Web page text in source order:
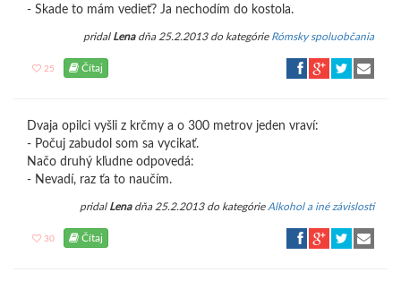
- Skade to mám vedieť? Ja nechodím do kostola.
pridal Lenadňa 25.2.2013 do kategórie Rómsky spoluobčania
25 Čítaj
Dvaja opilci vyšli z krčmy a o 300 metrov jeden vraví:
- Počuj zabudol som sa vycikať.
Načo druhý kľudne odpovedá:
- Nevadí, raz ťa to naučím.
pridal Lenadňa 25.2.2013 do kategórie Alkohol a iné závislosti
30 Čítaj